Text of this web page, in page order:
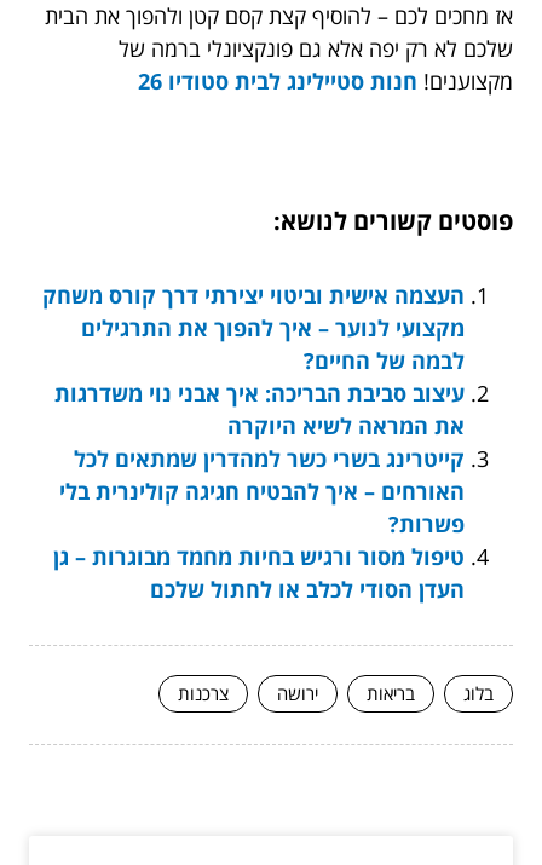
אז מחכים לכם – להוסיף קצת קסם קטן ולהפוך את הבית
שלכם לא רק יפה אלא גם פונקציונלי ברמה של
מקצוענים! חנות סטיילינג לבית סטודיו 26
פוסטים קשורים לנושא:
העצמה אישית וביטוי יצירתי דרך קורס משחק
מקצועי לנוער – איך להפוך את התרגילים
לבמה של החיים?
עיצוב סביבת הבריכה: איך אבני נוי משדרגות
את המראה לשיא היוקרה
קייטרינג בשרי כשר למהדרין שמתאים לכל
האורחים – איך להבטיח חגיגה קולינרית בלי
פשרות?
טיפול מסור ורגיש בחיות מחמד מבוגרות – גן
העדן הסודי לכלב או לחתול שלכם
בלוג בריאות ירושה צרכנות